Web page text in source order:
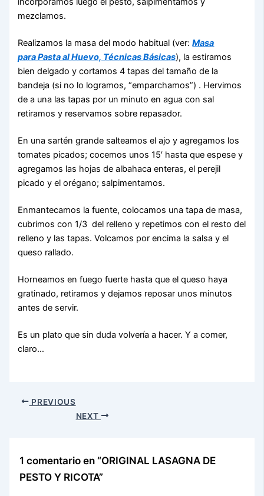
mezclamos.
Realizamos la masa del modo habitual (ver:Masa
para Pasta al Huevo, Técnicas Básicas), la estiramos
bien delgado y cortamos 4 tapas del tamaño de la
bandeja (si no lo logramos, “emparchamos”) . Hervimos
de a una las tapas por un minuto en agua con sal
retiramos y reservamos sobre repasador.
En una sartén grande salteamos el ajo y agregamos los
tomates picados; cocemos unos 15′ hasta que espese y
agregamos las hojas de albahaca enteras, el perejil
picado y el orégano; salpimentamos.
Enmantecamos la fuente, colocamos una tapa de masa,
cubrimos con 1/3 del relleno y repetimos con el resto del
relleno y las tapas. Volcamos por encima la salsa y el
queso rallado.
Horneamos en fuego fuerte hasta que el queso haya
gratinado, retiramos y dejamos reposar unos minutos
antes de servir.
Es un plato que sin duda volvería a hacer. Y a comer,
claro…
PREVIOUS
NEXT
1 comentario en “ORIGINAL LASAGNA DE
PESTO Y RICOTA”